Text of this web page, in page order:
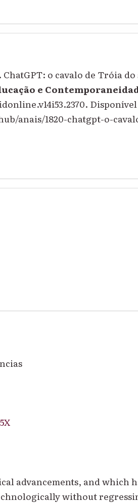
o cavalo de Tróia
e
anais/1820-chatgpt-o-
advancements, and which
without